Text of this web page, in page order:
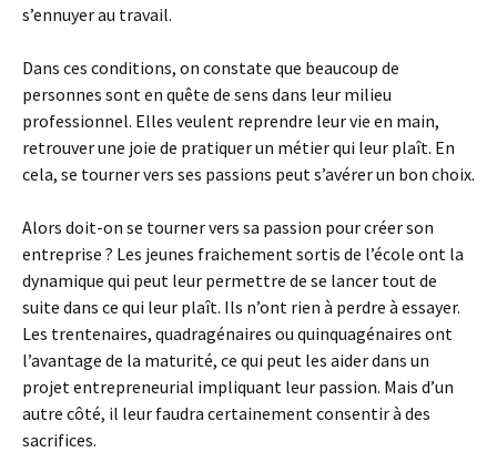
s’ennuyer au travail.
Dans ces conditions, on constate que beaucoup de
personnes sont en quête de sens dans leur milieu
professionnel. Elles veulent reprendre leur vie en main,
retrouver une joie de pratiquer un métier qui leur plaît. En
cela, se tourner vers ses passions peut s’avérer un bon choix.
Alors doit-on se tourner vers sa passion pour créer son
entreprise ? Les jeunes fraichement sortis de l’école ont la
dynamique qui peut leur permettre de se lancer tout de
suite dans ce qui leur plaît. Ils n’ont rien à perdre à essayer.
Les trentenaires, quadragénaires ou quinquagénaires ont
l’avantage de la maturité, ce qui peut les aider dans un
projet entrepreneurial impliquant leur passion. Mais d’un
autre côté, il leur faudra certainement consentir à des
sacrifices.